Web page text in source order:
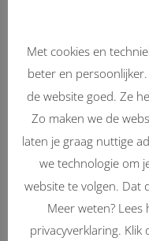
Benieuwd naar
Wij lossen ook
Wij
Met cookies en
beter en
de website goed. Ze
Zo maken we de
laten je graag nuttige
we technologie om
website te volgen. Dat
Meer weten? Lees
privacyverklaring. Klik